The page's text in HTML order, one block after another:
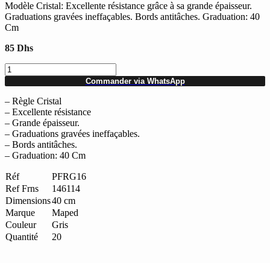
Modèle Cristal: Excellente résistance grâce à sa grande épaisseur.
Graduations gravées ineffaçables. Bords antitâches. Graduation: 40
Cm
85 Dhs
quantité
de
Lot
de
20
Régles
plates
en
cristal
cm
MAPED
Commander via WhatsApp
– Règle Cristal
– Excellente résistance
– Grande épaisseur.
– Graduations gravées ineffaçables.
– Bords antitâches.
– Graduation: 40 Cm
Réf
PFRG16
Ref Frns
146114
Dimensions40 cm
Marque
Maped
Couleur
Gris
Quantité
20